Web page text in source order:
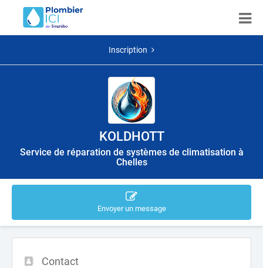
Inscription
KOLDHOTT
Service de réparation de systèmes de climatisation à
Chelles
Envoyer un message
Contact